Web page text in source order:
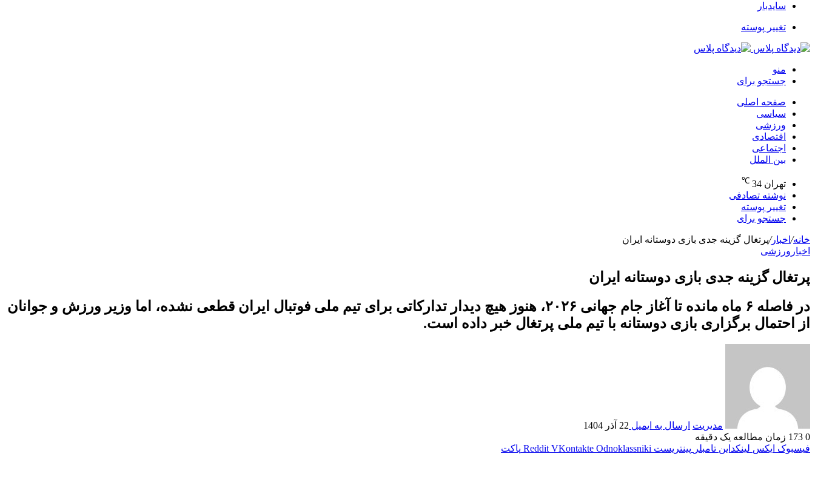
سایدبار
تغییر پوسته
منو
جستجو برای
صفحه اصلی
سیاسی
ورزشی
اقتصادی
اجتماعی
بین الملل
تهران 34
℃
نوشته تصادفی
تغییر پوسته
جستجو برای
خانه/ اخبار/پرتغال گزینه جدی بازی دوستانه ایران
اخبار ورزشی
پرتغال گزینه جدی بازی دوستانه ایران
در فاصله ۶ ماه مانده تا آغاز جام جهانی ۲۰۲۶، هنوز هیچ دیدار تدارکاتی برای تیم ملی فوتبال ایران قطعی نشده، اما وزیر ورزش و جوانان
از احتمال برگزاری بازی دوستانه با تیم ملی پرتغال خبر داده است.
مدیریت ارسال به ایمیل 22 آذر 1404
0
زمان مطالعه یک دقیقه
فیسبوک ایکس لینکداین تامبلر پینتریست Reddit VKontakte Odnoklassniki پاکت